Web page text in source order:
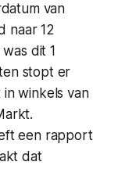
van
naar 12
dit 1
stopt er
winkels van
een rapport
dat